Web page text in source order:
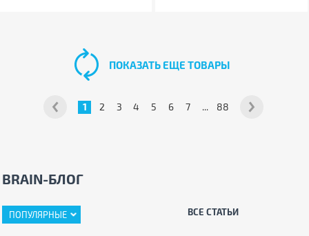
1 2 3 4 5 6 7 ... 88
ПОКАЗАТЬ ЕЩЕ ТОВАРЫ
BRAIN-БЛОГ
ПОПУЛЯРНЫЕ ВСЕ СТАТЬИ